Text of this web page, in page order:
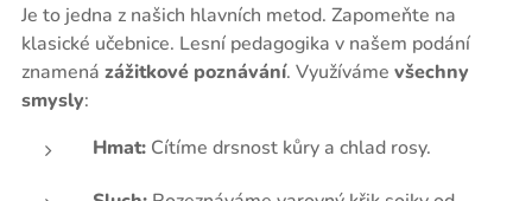
Je to jedna z našich hlavních metod. Zapomeňte na
klasické učebnice. Lesní pedagogika v našem podání
znamená zážitkové poznávání. Využíváme všechny
smysly:
Hmat: Cítíme drsnost kůry a chlad rosy.